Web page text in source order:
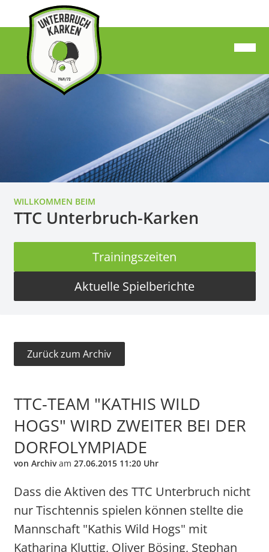
WILLKOMMEN BEIM
TTC Unterbruch-Karken
Trainingszeiten
Aktuelle Spielberichte
Zurück zum Archiv
TTC-TEAM "KATHIS WILD
HOGS" WIRD ZWEITER BEI DER
DORFOLYMPIADE
von Archivam 27.06.2015 11:20 Uhr
Dass die Aktiven des TTC Unterbruch nicht
nur Tischtennis spielen können stellte die
Mannschaft "Kathis Wild Hogs" mit
Katharina Kluttig, Oliver Bösing, Stephan